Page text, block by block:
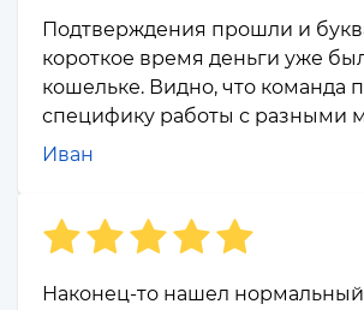
Подтверждения прошли и
короткое время деньги уже
кошельке. Видно, что команда
специфику работы с разными
Иван
Наконец-то нашел